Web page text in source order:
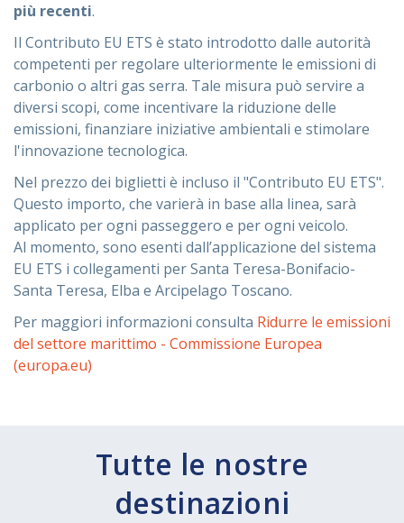
più recenti.
Il Contributo EU ETS è stato introdotto dalle autorità
competenti per regolare ulteriormente le emissioni di
carbonio o altri gas serra. Tale misura può servire a
diversi scopi, come incentivare la riduzione delle
emissioni, finanziare iniziative ambientali e stimolare
l'innovazione tecnologica.
Nel prezzo dei biglietti è incluso il "Contributo EU ETS".
Questo importo, che varierà in base alla linea, sarà
applicato per ogni passeggero e per ogni veicolo.
Al momento, sono esenti dall’applicazione del sistema
EU ETS i collegamenti per Santa Teresa-Bonifacio-
Santa Teresa, Elba e Arcipelago Toscano.
Per maggiori informazioni consulta Ridurre le emissioni
del settore marittimo - Commissione Europea
(europa.eu)
Tutte le nostre
destinazioni